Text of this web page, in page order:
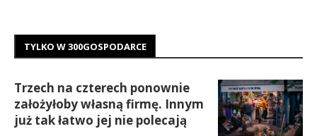
TYLKO W 300GOSPODARCE
Trzech na czterech ponownie
założyłoby własną firmę. Innym
już tak łatwo jej nie polecają